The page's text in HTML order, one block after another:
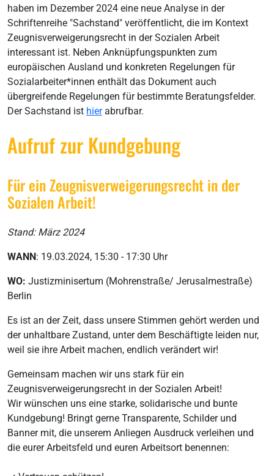
haben im Dezember 2024 eine neue Analyse in der
Schriftenreihe "Sachstand" veröffentlicht, die im Kontext
Zeugnisverweigerungsrecht in der Sozialen Arbeit
interessant ist. Neben Anknüpfungspunkten zum
europäischen Ausland und konkreten Regelungen für
Sozialarbeiter*innen enthält das Dokument auch
übergreifende Regelungen für bestimmte Beratungsfelder.
Der Sachstand ist hierabrufbar.
Aufruf zur Kundgebung
Für ein Zeugnisverweigerungsrecht in der
Sozialen Arbeit!
Stand: März 2024
WANN: 19.03.2024, 15:30 - 17:30 Uhr
WO: Justizminisertum (Mohrenstraße/ Jerusalmestraße)
Berlin
Es ist an der Zeit, dass unsere Stimmen gehört werden und
der unhaltbare Zustand, unter dem Beschäftigte leiden nur,
weil sie ihre Arbeit machen, endlich verändert wir!
Gemeinsam machen wir uns stark für ein
Zeugnisverweigerungsrecht in der Sozialen Arbeit!
Wir wünschen uns eine starke, solidarische und bunte
Kundgebung! Bringt gerne Transparente, Schilder und
Banner mit, die unserem Anliegen Ausdruck verleihen und
die eurer Arbeitsfeld und euren Arbeitsort benennen: